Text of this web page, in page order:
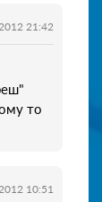
21:42
то
10:51